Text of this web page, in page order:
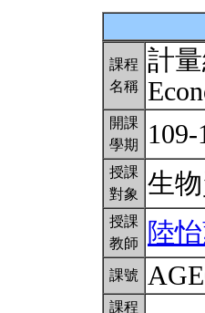
課程
名稱
計
開課
學期
109-
授課
對象
生
授課
教師
陸
課號
課程